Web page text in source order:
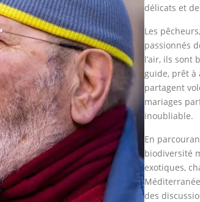
délicats et
Les
passionnés
l’air, ils sont
guide, prêt à
partagent
mariages
inoubliable.
En
biodiversité
exotiques,
des